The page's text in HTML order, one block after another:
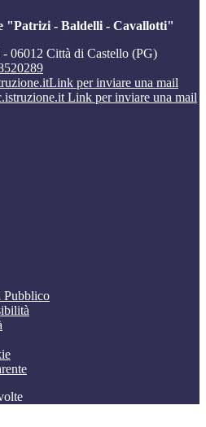
"Patrizi - Baldelli - Cavallotti"
06012 Città di Castello (PG)
Link per inviare una mail
Link per inviare una mail